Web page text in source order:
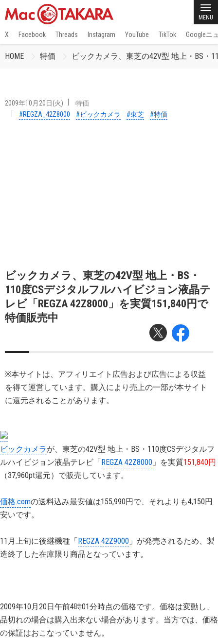
MENU
X Facebook Threads Instagram YouTube TikTok Googleニ
HOME 特価 ビックカメラ、東芝の42V型 地上・BS・
2009年10月20日(火)
特価
#REGZA_42Z8000
#ビックカメラ #東芝 #特価
ビックカメラ、東芝の42V型 地上・BS・
110度CSデジタルフルハイビジョン液晶テ
レビ「REGZA 42Z8000」を実質151,840円で
特価販売中
※本サイトは、アフィリエイト広告および広告による収益
を得て運営しています。購入により売上の一部が本サイト
に還元されることがあります。
ビックカメラが、東芝の42V型 地上・BS・110度CSデジタルフ
ルハイビジョン液晶テレビ「REGZA 42Z8000 」を実質151,840円
（37,960pt還元）で販売しています。
価格.comの送料込み最安値は155,990円で、それよりも4,150円
安いです。
11月上旬に後継機種「REGZA 42Z9000 」が発売されるため、製
造終了した在庫限り商品となっています。
2009年10月20日午前4時01分時点の価格です。価格は変動し、
品切れの場合は購入出来ない場合があります。当方では、価格
の保証はおこなっていません。